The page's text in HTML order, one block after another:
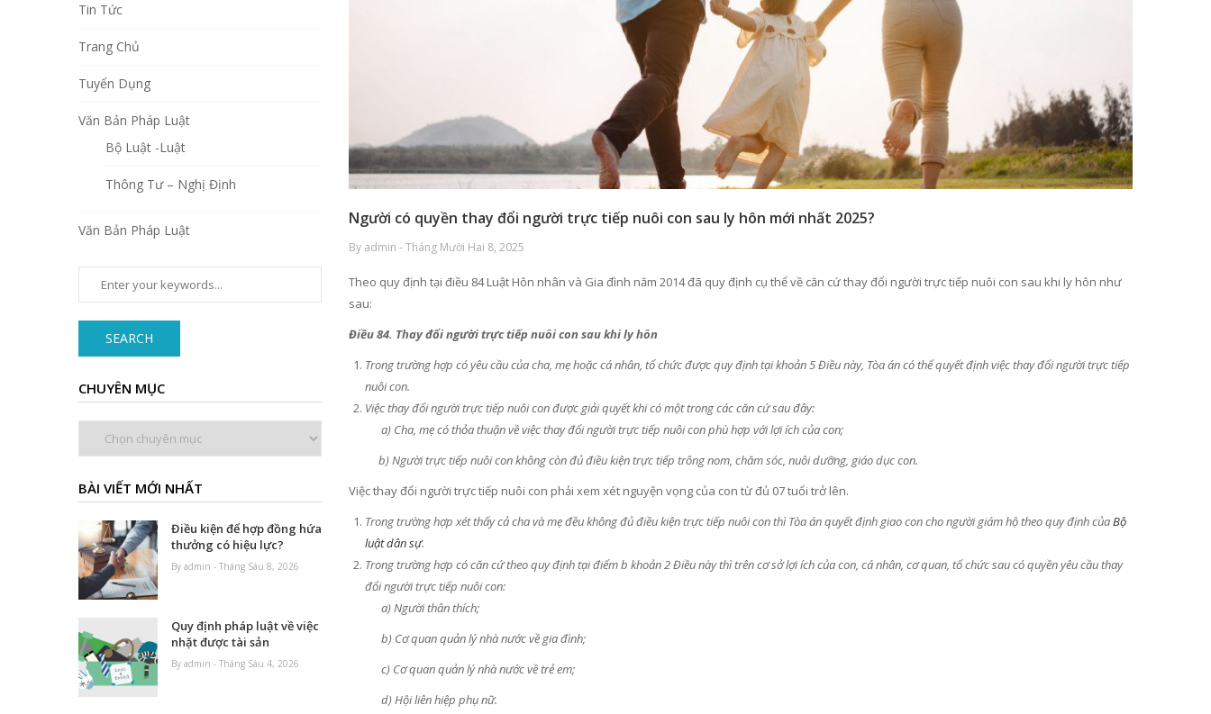
Người có quyền thay đổi người trực tiếp nuôi con sau ly hôn mới nhất 2025?
By admin - Tháng Mười Hai 8, 2025
Theo quy định tại điều 84 Luật Hôn nhân và Gia đình năm 2014 đã quy định cụ thể về căn cứ thay đổi người trực tiếp nuôi con sau khi ly hôn như
sau:
Điều 84. Thay đổi người trực tiếp nuôi con sau khi ly hôn
Trong trường hợp có yêu cầu của cha, mẹ hoặc cá nhân, tổ chức được quy định tại khoản 5 Điều này, Tòa án có thể quyết định việc thay đổi người trực tiếp
nuôi con.
Việc thay đổi người trực tiếp nuôi con được giải quyết khi có một trong các căn cứ sau đây:
a) Cha, mẹ có thỏa thuận về việc thay đổi người trực tiếp nuôi con phù hợp với lợi ích của con;
b) Người trực tiếp nuôi con không còn đủ điều kiện trực tiếp trông nom, chăm sóc, nuôi dưỡng, giáo dục con.
Việc thay đổi người trực tiếp nuôi con phải xem xét nguyện vọng của con từ đủ 07 tuổi trở lên.
Trong trường hợp xét thấy cả cha và mẹ đều không đủ điều kiện trực tiếp nuôi con thì Tòa án quyết định giao con cho người giám hộ theo quy định củaBộ
luật dân sự.
Trong trường hợp có căn cứ theo quy định tại điểm b khoản 2 Điều này thì trên cơ sở lợi ích của con, cá nhân, cơ quan, tổ chức sau có quyền yêu cầu thay
đổi người trực tiếp nuôi con:
a) Người thân thích;
b) Cơ quan quản lý nhà nước về gia đình;
c) Cơ quan quản lý nhà nước về trẻ em;
d) Hội liên hiệp phụ nữ.
Tin Tức
Trang Chủ
Tuyển Dụng
Văn Bản Pháp Luật
Bộ Luật -Luật
Thông Tư – Nghị Định
Văn Bản Pháp Luật
SEARCH
CHUYÊN MỤC
BÀI VIẾT MỚI NHẤT
Điều kiện để hợp đồng hứa
thưởng có hiệu lực?
By admin - Tháng Sáu 8, 2026
Quy định pháp luật về việc
nhặt được tài sản
By admin - Tháng Sáu 4, 2026